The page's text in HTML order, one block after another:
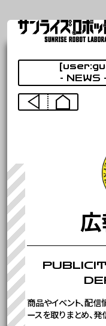
- NEWS
商品やイベント、配
ースを取りまとめ、発